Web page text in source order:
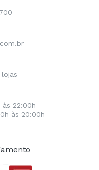
22:00h
às 20:00h